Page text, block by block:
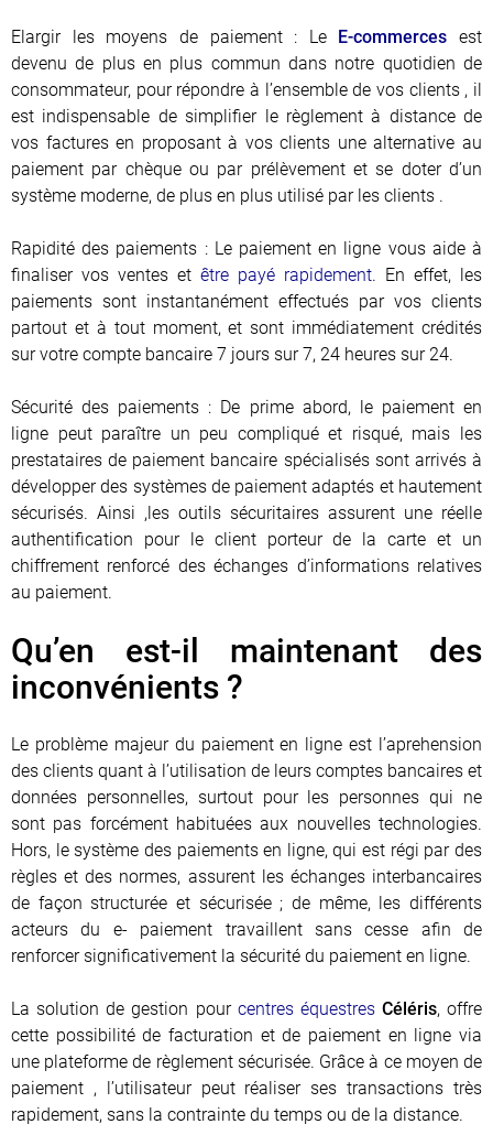
Elargir les moyens de paiement : Le E-commerces est
devenu de plus en plus commun dans notre quotidien de
consommateur, pour répondre à l’ensemble de vos clients , il
est indispensable de simplifier le règlement à distance de
vos factures en proposant à vos clients une alternative au
paiement par chèque ou par prélèvement et se doter d’un
système moderne, de plus en plus utilisé par les clients .
Rapidité des paiements : Le paiement en ligne vous aide à
finaliser vos ventes et être payé rapidement. En effet, les
paiements sont instantanément effectués par vos clients
partout et à tout moment, et sont immédiatement crédités
sur votre compte bancaire 7 jours sur 7, 24 heures sur 24.
Sécurité des paiements : De prime abord, le paiement en
ligne peut paraître un peu compliqué et risqué, mais les
prestataires de paiement bancaire spécialisés sont arrivés à
développer des systèmes de paiement adaptés et hautement
sécurisés. Ainsi ,les outils sécuritaires assurent une réelle
authentification pour le client porteur de la carte et un
chiffrement renforcé des échanges d’informations relatives
au paiement.
Qu’en est-il maintenant des
inconvénients ?
Le problème majeur du paiement en ligne est l’aprehension
des clients quant à l’utilisation de leurs comptes bancaires et
données personnelles, surtout pour les personnes qui ne
sont pas forcément habituées aux nouvelles technologies.
Hors, le système des paiements en ligne, qui est régi par des
règles et des normes, assurent les échanges interbancaires
de façon structurée et sécurisée ; de même, les différents
acteurs du e- paiement travaillent sans cesse afin de
renforcer significativement la sécurité du paiement en ligne.
La solution de gestion pour centres équestres Céléris, offre
cette possibilité de facturation et de paiement en ligne via
une plateforme de règlement sécurisée. Grâce à ce moyen de
paiement , l’utilisateur peut réaliser ses transactions très
rapidement, sans la contrainte du temps ou de la distance.